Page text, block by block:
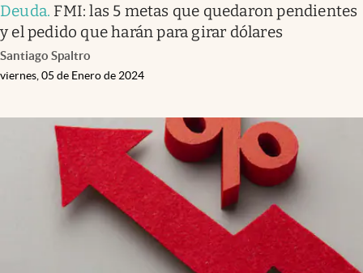
Deuda. FMI: las 5 metas que quedaron pendientes
y el pedido que harán para girar dólares
Santiago Spaltro
viernes, 05 de Enero de 2024